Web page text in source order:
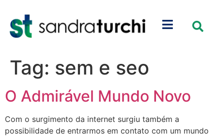
Tag: sem e seo
O Admirável Mundo Novo
Com o surgimento da internet surgiu também a
possibilidade de entrarmos em contato com um mundo